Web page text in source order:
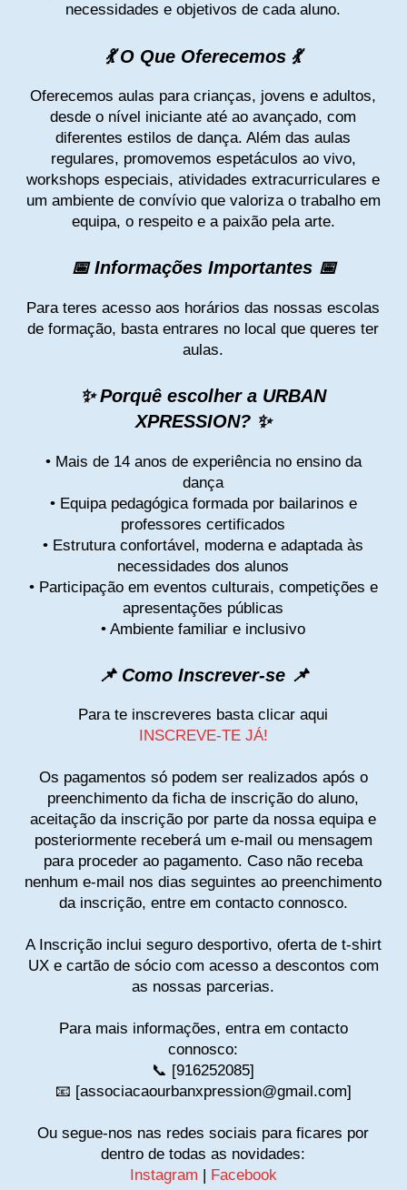
necessidades e objetivos de cada aluno.
💃 O Que Oferecemos 💃
Oferecemos aulas para crianças, jovens e adultos,
desde o nível iniciante até ao avançado, com
diferentes estilos de dança. Além das aulas
regulares, promovemos espetáculos ao vivo,
workshops especiais, atividades extracurriculares e
um ambiente de convívio que valoriza o trabalho em
equipa, o respeito e a paixão pela arte.
📅 Informações Importantes 📅
Para teres acesso aos horários das nossas escolas
de formação, basta entrares no local que queres ter
aulas.
✨ Porquê escolher a URBAN
XPRESSION? ✨
• Mais de 14 anos de experiência no ensino da
dança
• Equipa pedagógica formada por bailarinos e
professores certificados
• Estrutura confortável, moderna e adaptada às
necessidades dos alunos
• Participação em eventos culturais, competições e
apresentações públicas
• Ambiente familiar e inclusivo
📌 Como Inscrever-se 📌
Para te inscreveres basta clicar aqui
INSCREVE-TE JÁ!
Os pagamentos só podem ser realizados após o
preenchimento da ficha de inscrição do aluno,
aceitação da inscrição por parte da nossa equipa e
posteriormente receberá um e-mail ou mensagem
para proceder ao pagamento. Caso não receba
nenhum e-mail nos dias seguintes ao preenchimento
da inscrição, entre em contacto connosco.
A Inscrição inclui seguro desportivo, oferta de t-shirt
UX e cartão de sócio com acesso a descontos com
as nossas parcerias.
Para mais informações, entra em contacto
connosco:
📞 [916252085]
📧 [associacaourbanxpression@gmail.com]
Ou segue-nos nas redes sociais para ficares por
dentro de todas as novidades:
Instagram
Facebook